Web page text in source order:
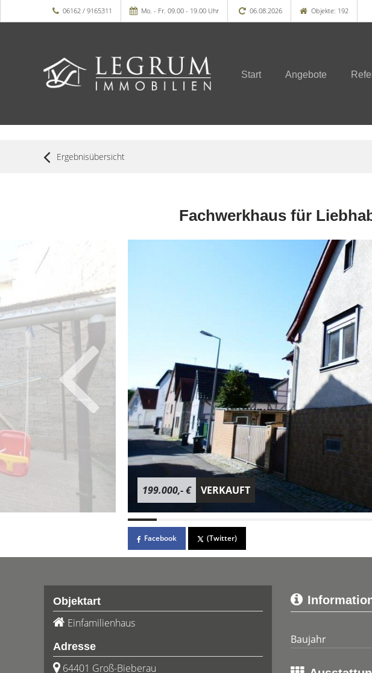
06162 / 9165311 Mo. - Fr. 09.00 - 19.00 Uhr 06.08.2026 Objekte: 192
Start Angebote
Ergebnisübersicht
Fachwerkhaus für
199.000,- € VERKAUFT
Facebook (Twitter)
Objektart
Einfamilienhaus
Adresse
64401 Groß-Bieberau
Baujahr